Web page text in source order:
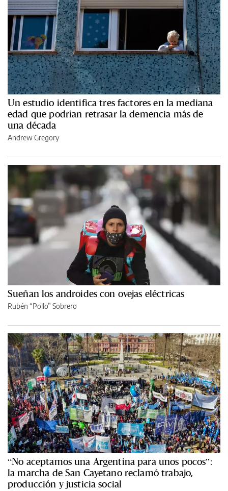
Un estudio identifica tres factores en la mediana
edad que podrían retrasar la demencia más de
una década
Andrew Gregory
Sueñan los androides con ovejas eléctricas
Rubén “Pollo” Sobrero
“No aceptamos una Argentina para unos pocos”:
la marcha de San Cayetano reclamó trabajo,
producción y justicia social